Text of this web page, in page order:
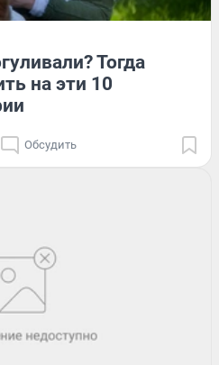
Тогда
на эти 10
Обсудить